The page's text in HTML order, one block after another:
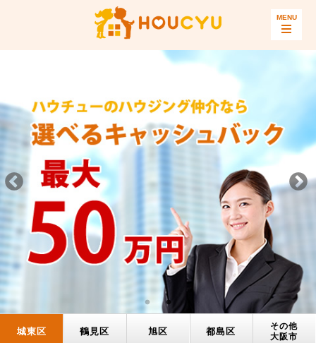
城東区 鶴見区 旭区 都島区
その他
大阪市